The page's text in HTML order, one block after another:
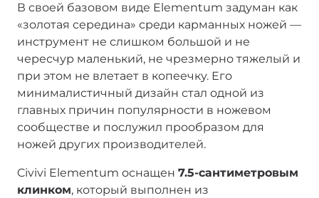
В своей базовом виде Elementum задуман как
«золотая середина» среди карманных ножей —
инструмент не слишком большой и не
чересчур маленький, не чрезмерно тяжелый и
при этом не влетает в копеечку. Его
минималистичный дизайн стал одной из
главных причин популярности в ножевом
сообществе и послужил прообразом для
ножей других производителей.
Civivi Elementum оснащен 7.5-сантиметровым
клинком, который выполнен из